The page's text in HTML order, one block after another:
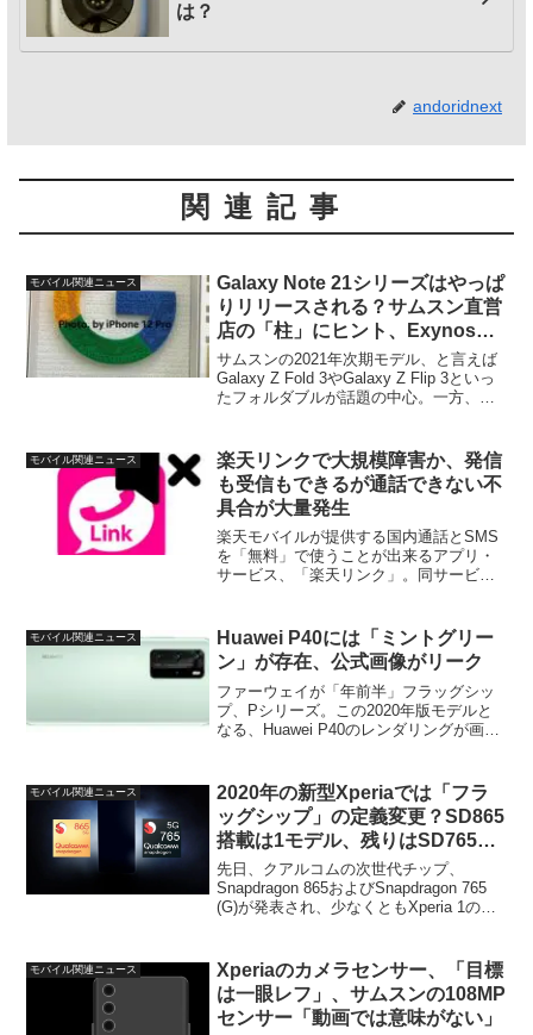
は？
andoridnext
関連記事
モバイル関連ニュース
Galaxy Note 21シリーズはやっぱ
りリリースされる？サムスン直営
店の「柱」にヒント、Exynos
2200搭載か
サムスンの2021年次期モデル、と言えば
Galaxy Z Fold 3やGalaxy Z Flip 3といっ
たフォルダブルが話題の中心。一方、今
ズがキャン...
モバイル関連ニュース
楽天リンクで大規模障害か、発信
も受信もできるが通話できない不
具合が大量発生
楽天モバイルが提供する国内通話とSMS
を「無料」で使うことが出来るアプリ・
サービス、「楽天リンク」。同サービス
た。これらは報告のほんの一部で、ツイ
ッターを中心におびただし...
モバイル関連ニュース
Huawei P40には「ミントグリー
ン」が存在、公式画像がリーク
ファーウェイが「年前半」フラッグシッ
プ、Pシリーズ。この2020年版モデルと
なる、Huawei P40のレンダリングが画像
か。焦点距離は18～125mm。情報の正確
性で...
モバイル関連ニュース
2020年の新型Xperiaでは「フラ
ッグシップ」の定義変更？SD865
搭載は1モデル、残りはSD765と
の噂
先日、クアルコムの次世代チップ、
Snapdragon 865およびSnapdragon 765
(G)が発表され、少なくともXperia 1の後
しかし、202...
モバイル関連ニュース
Xperiaのカメラセンサー、「目標
は一眼レフ」、サムスンの108MP
センサー「動画では意味がない」